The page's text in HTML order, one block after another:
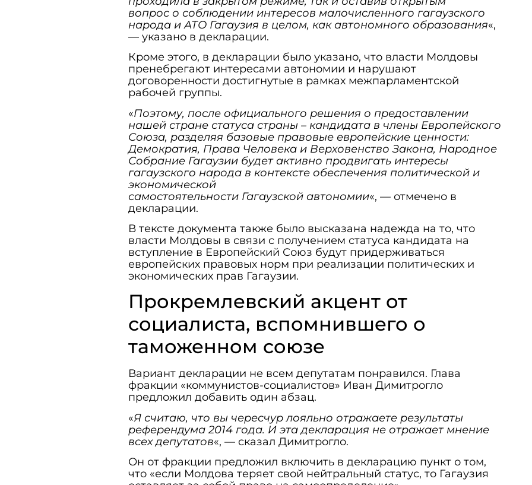
вопрос о соблюдении интересов малочисленного гагаузского
народа и АТО Гагаузия в целом, как автономного образования«,
— указано в декларации.
Кроме этого, в декларации было указано, что власти Молдовы
пренебрегают интересами автономии и нарушают
договоренности достигнутые в рамках межпарламентской
рабочей группы.
«Поэтому, после официального решения о предоставлении
нашей стране статуса страны – кандидата в члены Европейского
Союза, разделяя базовые правовые европейские ценности:
Демократия, Права Человека и Верховенство Закона, Народное
Собрание Гагаузии будет активно продвигать интересы
гагаузского народа в контексте обеспечения политической и
экономической
самостоятельности Гагаузской автономии«, — отмечено в
декларации.
В тексте документа также было высказана надежда на то, что
власти Молдовы в связи с получением статуса кандидата на
вступление в Европейский Союз будут придерживаться
европейских правовых норм при реализации политических и
экономических прав Гагаузии.
Прокремлевский акцент от
социалиста, вспомнившего о
таможенном союзе
Вариант декларации не всем депутатам понравился. Глава
фракции «коммунистов-социалистов» Иван Димитрогло
предложил добавить один абзац.
«Я считаю, что вы чересчур лояльно отражаете результаты
референдума 2014 года. И эта декларация не отражает мнение
всех депутатов«, — сказал Димитрогло.
Он от фракции предложил включить в декларацию пункт о том,
что «если Молдова теряет свой нейтральный статус, то Гагаузия